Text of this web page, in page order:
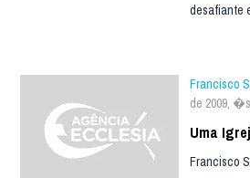
desafiante
Francisco
de 2009,
Uma
Francisco